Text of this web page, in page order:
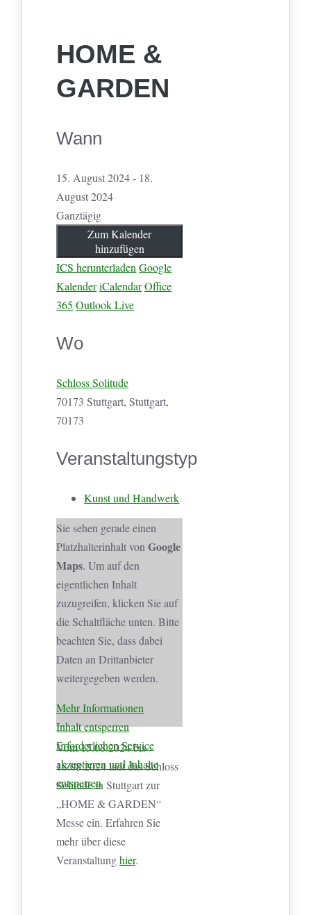
HOME &
GARDEN
Wann
15. August 2024 - 18.
August 2024
Ganztägig
Zum Kalender
hinzufügen
ICS herunterladen Google
KalenderiCalendarOffice
365 Outlook Live
Wo
Schloss Solitude
70173 Stuttgart, Stuttgart,
70173
Veranstaltungstyp
Kunst und Handwerk
Sie sehen gerade einen
Platzhalterinhalt vonGoogle
Maps. Um auf den
eigentlichen Inhalt
zuzugreifen, klicken Sie auf
die Schaltfläche unten. Bitte
beachten Sie, dass dabei
Daten an Drittanbieter
weitergegeben werden.
Mehr Informationen
Inhalt entsperren
Erforderlichen Service
akzeptieren und Inhalte
entsperren
Vom 15.08.2024 bis
18.08.2024 lädt das Schloss
Solitude in Stuttgart zur
„HOME & GARDEN“
Messe ein. Erfahren Sie
mehr über diese
Veranstaltunghier.